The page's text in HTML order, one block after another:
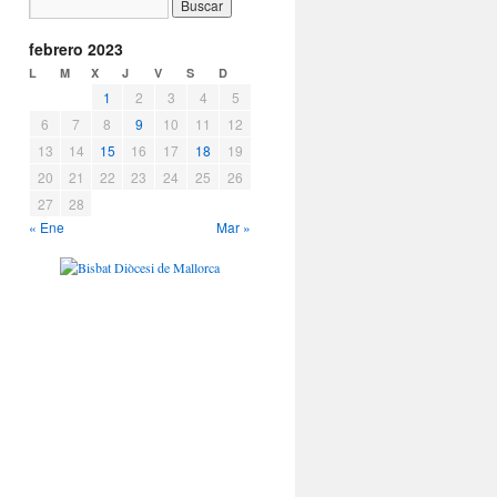
febrero 2023
L M X J V S D
1 2 3 4
5
6
7 8 9 10 11
12
13
14 15 16 17 18
19
20
21 22 23 24 25
26
27
28
« Ene
Mar »